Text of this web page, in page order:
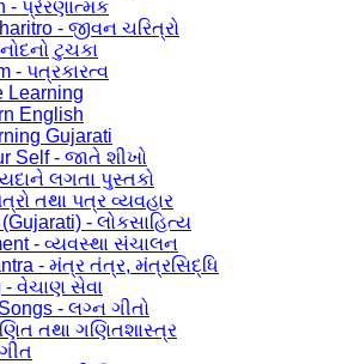
- પ્રેરણાત્મક
- જીવન ચરિત્રો
ટુચકા
- પત્રકારત્વ
Learning
English
Gujarati
Self - જાતે શીખો
લગતા પુસ્તકો
તથા પત્ર વ્યવહાર
- લોકસાહિત્ય
- વ્યવસ્થા સંચાલન
- મંત્ર તંત્ર, મંત્રસિદ્ધિ
- વેચાણ સેવા
- લગ્ન ગીતો
તથા ગણિતશાસ્ત્ર